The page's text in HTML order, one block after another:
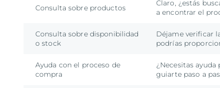
Consulta sobre productos
Claro, ¿estás
a encontrar el
Consulta sobre disponibilidad
o stock
Déjame verificar
podrías
Ayuda con el proceso de
compra
¿Necesitas
guiarte paso a